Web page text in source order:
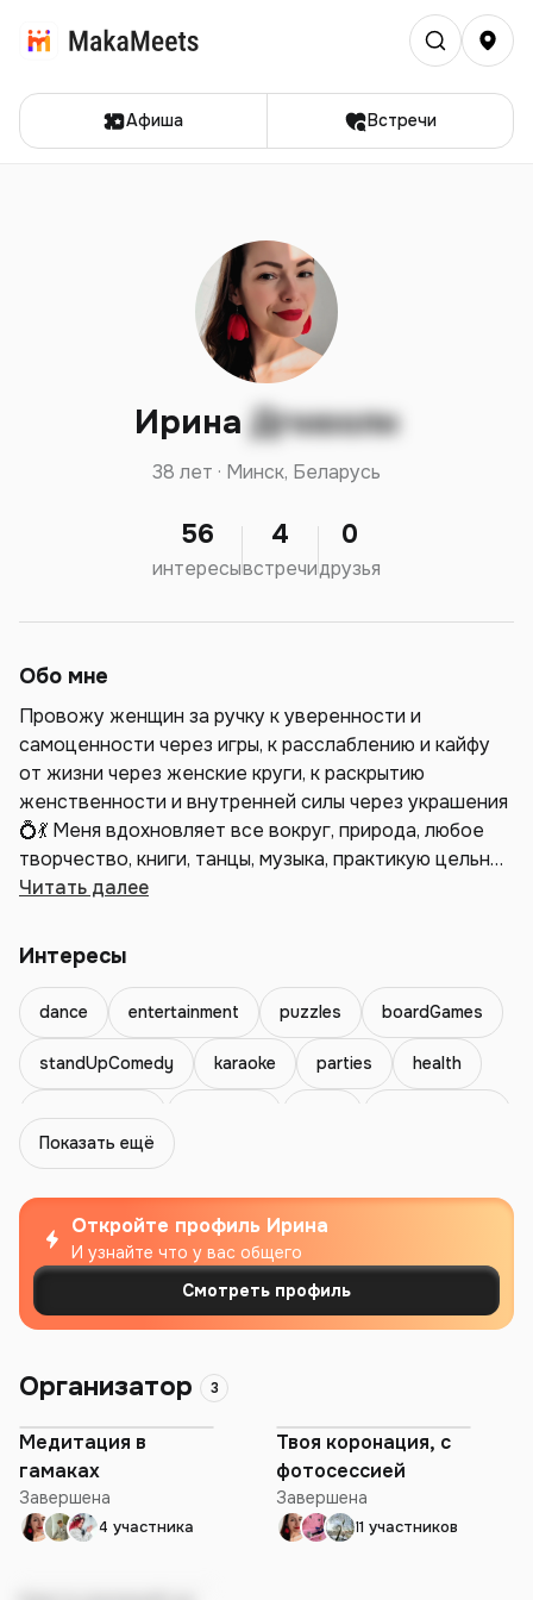
Афиша Встречи
Ирина Дгкюолн
38 лет · Минск, Беларусь
56
интересы
4
встречи
0
друзья
Обо мне
Провожу женщин за ручку к уверенности и
самоценности через игры, к расслаблению и кайфу
от жизни через женские круги, к раскрытию
женственности и внутренней силы через украшения
💍💃 Меня вдохновляет все вокруг, природа, любое
творчество, книги, танцы, музыка, практикую цельное
растительное питание, создаю сильное окружение в
@irabaziligra @wewomenclub.by
Читать далее
Интересы
dance entertainment puzzles boardGames
standUpComedy karaoke parties health
sportsGames
retreats meditation
acupuncture chakras massage
sport badminton bowling fitness
running natureTrips chill travel
excursions
business startups marketing networking
psychology intellectualDiscussions charity
education blogging AI languageLearning
Показать ещё
Откройте профиль Ирина
И узнайте что у вас общего
Смотреть профиль
Организатор 3
Медитация в
гамаках
Завершена
4 участника
Твоя коронация, с
фотосессией
Завершена
11 участников